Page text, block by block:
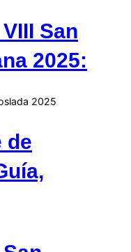
San
2025:
de